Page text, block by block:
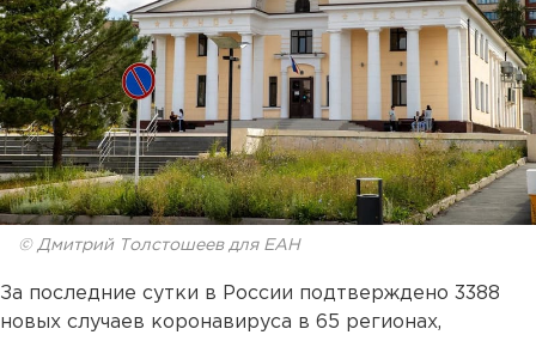
© Дмитрий Толстошеев для ЕАН
За последние сутки в России подтверждено 3388
новых случаев коронавируса в 65 регионах,